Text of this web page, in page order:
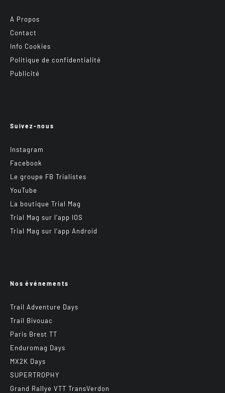
A Propos
Contact
Info Cookies
Politique de confidentialité
Publicité
Suivez-nous
Instagram
Facebook
Le groupe FB Trialistes
YouTube
La boutique Trial Mag
Trial Mag sur l’app IOS
Trial Mag sur l’app Android
Nos événements
Trail Adventure Days
Trail Bivouac
Paris Brest TT
Enduromag Days
MX2K Days
SUPERTROPHY
Grand Rallye VTT TransVerdon